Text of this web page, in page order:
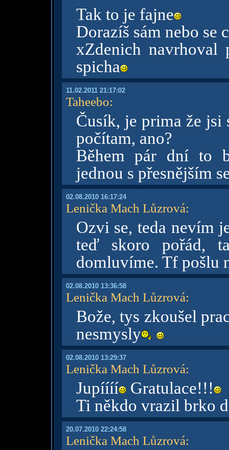
Tak to je fajne
Dorazíš sám nebo se
xZdenich
spicha
11.02.2011 21:17:02
Taheebo:
Čusík, je prima že jsi
počítam, ano?
Během pár dní to
jednou s přesnějším
02.08.2010 16:17:24
Lenička Mach Lůzrová:
Ozvi se, teda nevím
teď skoro pořád,
domluvíme. Tf pošlu
02.08.2010 13:36:58
Lenička Mach Lůzrová:
Bože, tys zkoušel
nesmysly
02.08.2010 13:29:37
Lenička Mach Lůzrová:
Jupíííí Gratulace!!!
Ti někdo vrazil brko
20.07.2010 22:24:58
Lenička Mach Lůzrová: